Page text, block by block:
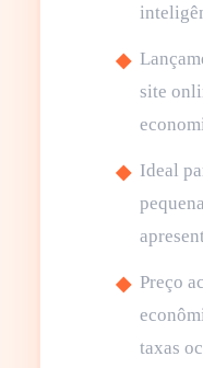
site
Ideal
Preço
taxas